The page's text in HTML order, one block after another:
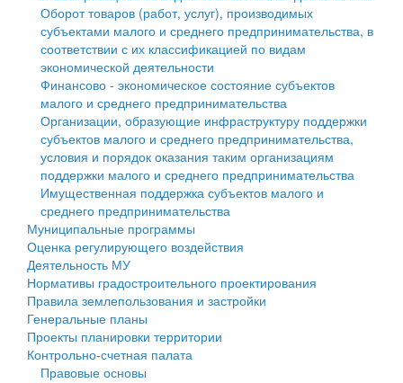
Антимонопольный комплаенс
Противодействие коррупции
Муниципальные программы
Контрольно-счетная палата
Персональные данные
Оценка регулирующего воздействия
Деятельность МУ
Нормативы градостроительного проектирования
Правила землепользования и застройки
Генеральные планы
Проекты планировки территории
Собрание депутатов
Оборот товаров (работ, услуг), производимых
субъектами малого и среднего предпринимательства, в
соответствии с их классификацией по видам
экономической деятельности
Финансово - экономическое состояние субъектов
малого и среднего предпринимательства
Организации, образующие инфраструктуру поддержки
субъектов малого и среднего предпринимательства,
условия и порядок оказания таким организациям
поддержки малого и среднего предпринимательства
Имущественная поддержка субъектов малого и
среднего предпринимательства
Муниципальные программы
Оценка регулирующего воздействия
Деятельность МУ
Нормативы градостроительного проектирования
Правила землепользования и застройки
Генеральные планы
Проекты планировки территории
Контрольно-счетная палата
Правовые основы